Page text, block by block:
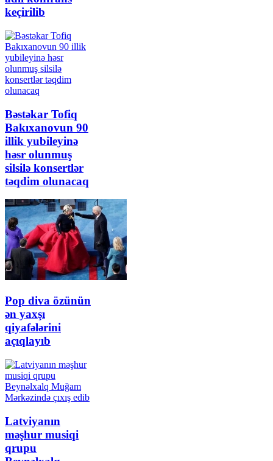
keçirilib
Bəstəkar Tofiq
Bakıxanovun 90
illik yubileyinə
həsr olunmuş
silsilə konsertlər
təqdim olunacaq
Pop diva özünün
ən yaxşı
qiyafələrini
açıqlayıb
Latviyanın
məşhur musiqi
qrupu